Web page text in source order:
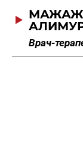
Врач-